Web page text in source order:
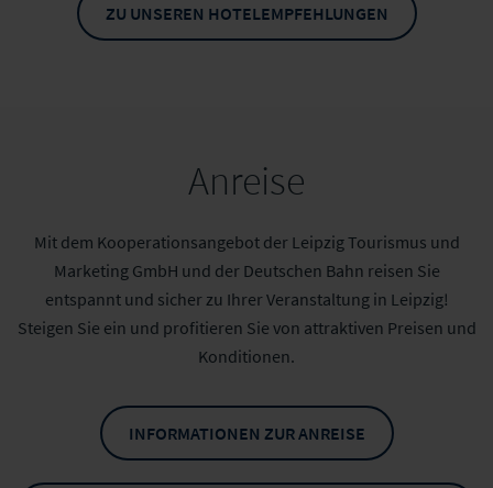
ZU UNSEREN HOTELEMPFEHLUNGEN
Anreise
Mit dem Kooperationsangebot der Leipzig Tourismus und
Marketing GmbH und der Deutschen Bahn reisen Sie
entspannt und sicher zu Ihrer Veranstaltung in Leipzig!
Steigen Sie ein und profitieren Sie von attraktiven Preisen und
Konditionen.
INFORMATIONEN ZUR ANREISE